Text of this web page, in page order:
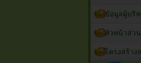
ข้อมูลผู้บริห
หัวหน้าส่ว
โครงสร้าง